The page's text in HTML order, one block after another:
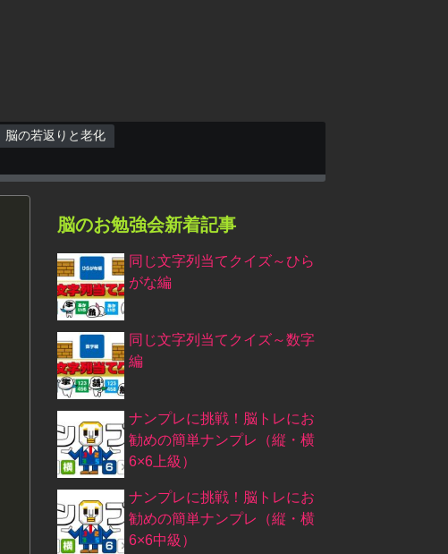
脳の若返りと老化
脳のお勉強会新着記事
同じ文字列当てクイズ～ひら
がな編
同じ文字列当てクイズ～数字
編
ナンプレに挑戦！脳トレにお
勧めの簡単ナンプレ（縦・横
6×6上級）
ナンプレに挑戦！脳トレにお
勧めの簡単ナンプレ（縦・横
6×6中級）